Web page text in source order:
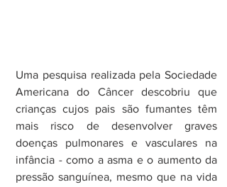
Uma pesquisa realizada pela Sociedade
Americana do Câncer descobriu que
crianças cujos pais são fumantes têm
mais risco de desenvolver graves
doenças pulmonares e vasculares na
infância - como a asma e o aumento da
pressão sanguínea, mesmo que na vida